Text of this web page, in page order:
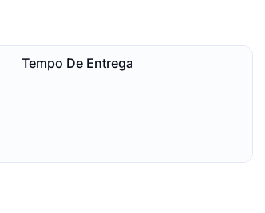
Tempo De Entrega